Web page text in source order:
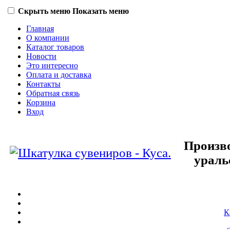
Скрыть меню Показать меню
Главная
О компании
Каталог товаров
Новости
Это интересно
Оплата и доставка
Контакты
Обратная связь
Корзина
Вход